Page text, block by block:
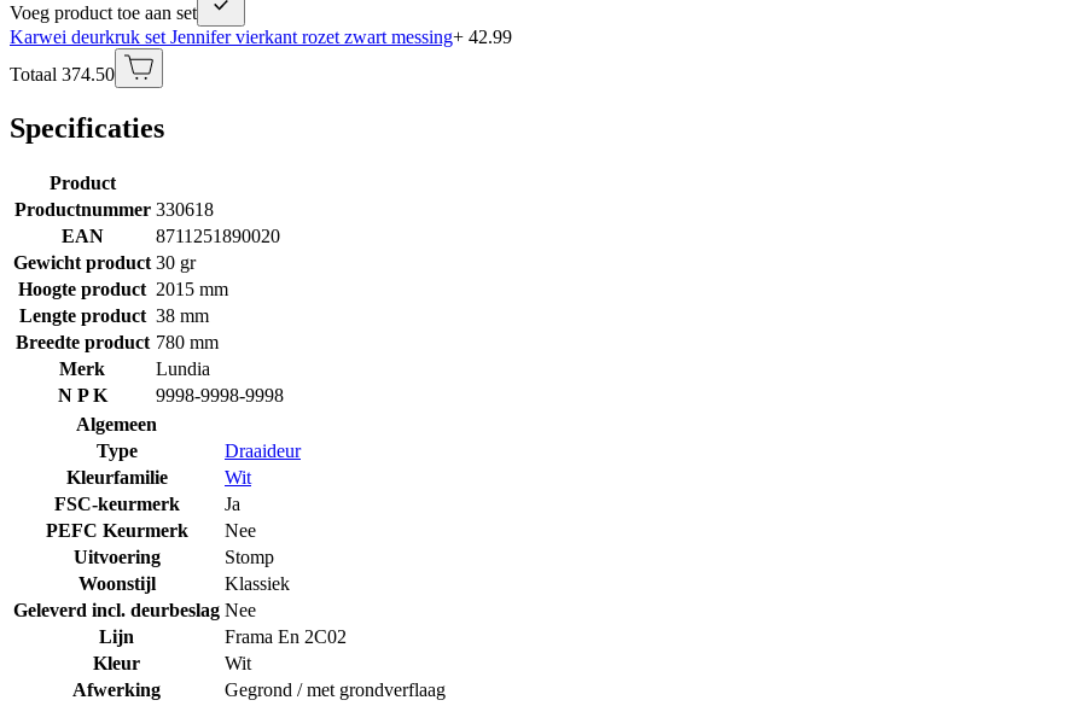
Voeg product toe aan set
Karwei deurkruk set Jennifer vierkant rozet zwart messing+ 42.99
Totaal 374.50
Specificaties
Product
Productnummer 330618
EAN
8711251890020
Gewicht product 30 gr
Hoogte product 2015 mm
Lengte product 38 mm
Breedte product 780 mm
Merk
Lundia
N P K
9998-9998-9998
Algemeen
Type
Draaideur
Kleurfamilie
Wit
FSC-keurmerk
Ja
PEFC Keurmerk
Nee
Uitvoering
Stomp
Woonstijl
Klassiek
Geleverd incl. deurbeslag Nee
Lijn
Frama En 2C02
Kleur
Wit
Afwerking
Gegrond / met grondverflaag